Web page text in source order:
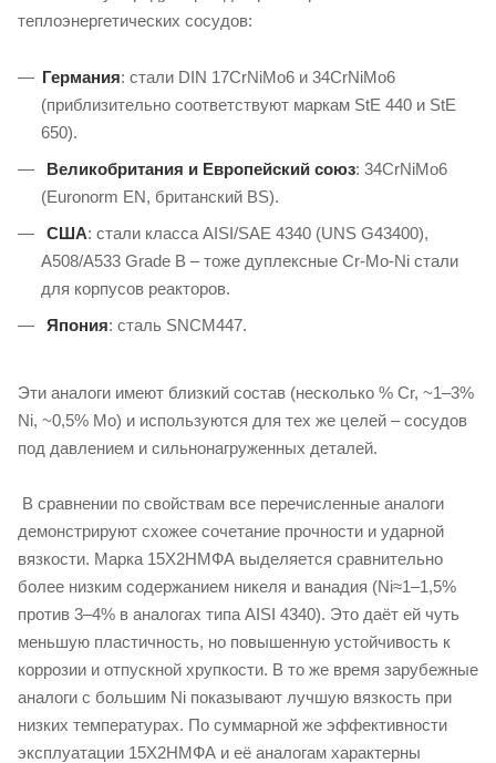
теплоэнергетических сосудов:
Германия: стали DIN 17CrNiMo6 и 34CrNiMo6
(приблизительно соответствуют маркам StE 440 и StE
650).
Великобритания и Европейский союз: 34CrNiMo6
(Euronorm EN, британский BS).
США: стали класса AISI/SAE 4340 (UNS G43400),
A508/A533 Grade B – тоже дуплексные Cr-Mo-Ni стали
для корпусов реакторов.
Япония: сталь SNCM447.
Эти аналоги имеют близкий состав (несколько % Cr, ~1–3%
Ni, ~0,5% Mo) и используются для тех же целей – сосудов
под давлением и сильнонагруженных деталей.
В сравнении по свойствам все перечисленные аналоги
демонстрируют схожее сочетание прочности и ударной
вязкости. Марка 15Х2НМФА выделяется сравнительно
более низким содержанием никеля и ванадия (Ni≈1–1,5%
против 3–4% в аналогах типа AISI 4340). Это даёт ей чуть
меньшую пластичность, но повышенную устойчивость к
коррозии и отпускной хрупкости. В то же время зарубежные
аналоги с большим Ni показывают лучшую вязкость при
низких температурах. По суммарной же эффективности
эксплуатации 15Х2НМФА и её аналогам характерны